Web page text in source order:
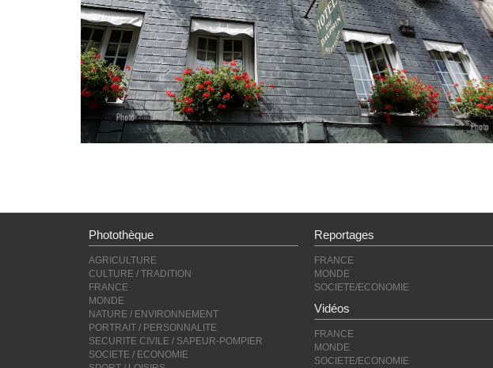
Photothèque
AGRICULTURE
CULTURE / TRADITION
FRANCE
MONDE
NATURE / ENVIRONNEMENT
PORTRAIT / PERSONNALITE
SECURITE CIVILE / SAPEUR-POMPIER
SOCIETE / ECONOMIE
Reportages
FRANCE
MONDE
SOCIETE/ECONOMIE
Vidéos
FRANCE
MONDE
SOCIETE/ECONOMIE